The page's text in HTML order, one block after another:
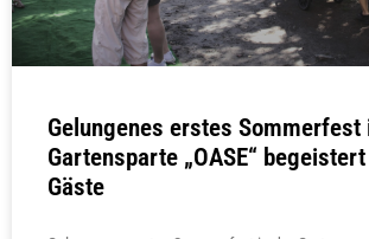
Gelungenes erstes Sommerfest
Gartensparte „OASE“
Gäste